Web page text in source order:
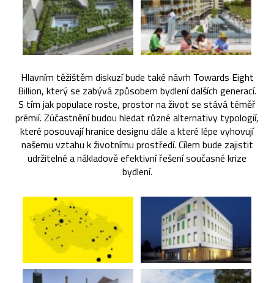
Hlavním těžištěm diskuzí bude také návrh Towards Eight
Billion, který se zabývá způsobem bydlení dalších generací.
S tím jak populace roste, prostor na život se stává téměř
prémií. Zúčastnění budou hledat různé alternativy typologií,
které posouvají hranice designu dále a které lépe vyhovují
našemu vztahu k životnímu prostředí. Cílem bude zajistit
udržitelné a nákladově efektivní řešení současné krize
bydlení.